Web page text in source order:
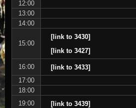
12:00
13:00
14:00
15:00
[link to 3430]
[link to 3427]
16:00
[link to 3433]
17:00
18:00
19:00
[link to 3439]